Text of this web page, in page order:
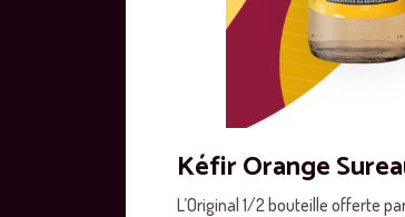
Kéfir Orange
L’Original 1/2 bouteille offerte